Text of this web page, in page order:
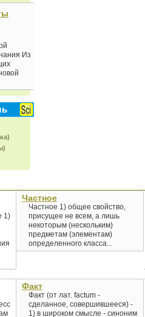
Из
1)
Частное
Частное 1) общее свойство,
присущее не всем, а лишь
некоторым (нескольким)
предметам (элементам)
определенного класса...
Факт
Факт (от лат. factum -
сделанное, совершившееся) -
1) в широком смысле - синоним